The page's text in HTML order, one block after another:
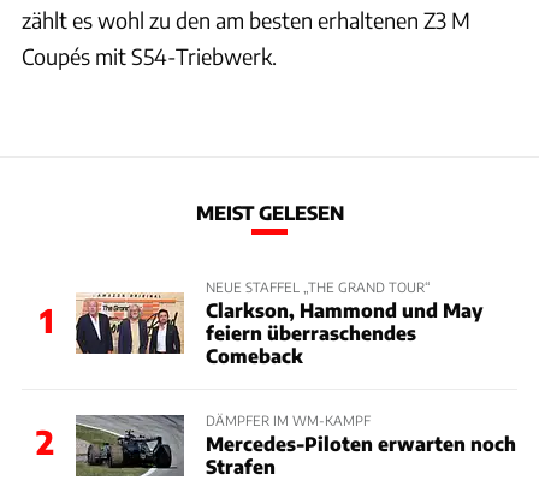
zählt es wohl zu den am besten erhaltenen Z3 M
Coupés mit S54-Triebwerk.
MEIST GELESEN
1
NEUE STAFFEL „THE GRAND TOUR“
Clarkson, Hammond und May
feiern überraschendes
Comeback
2
DÄMPFER IM WM-KAMPF
Mercedes-Piloten erwarten noch
Strafen